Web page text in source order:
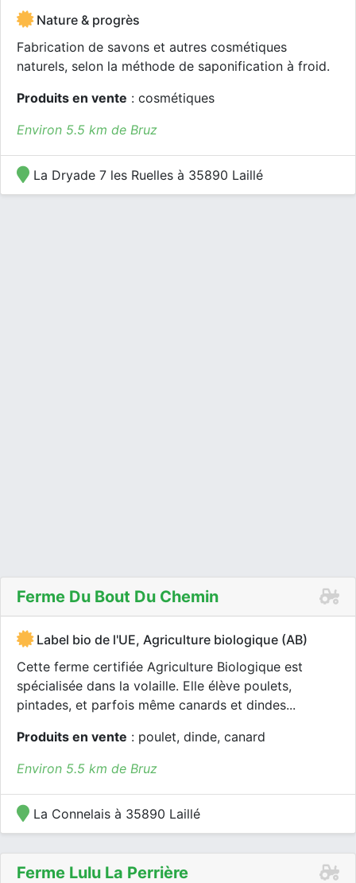
Nature & progrès
Fabrication de savons et autres cosmétiques
naturels, selon la méthode de saponification à froid.
Produits en vente : cosmétiques
Environ 5.5 km de Bruz
La Dryade 7 les Ruelles à 35890 Laillé
Ferme Du Bout Du Chemin
Label bio de l'UE, Agriculture biologique (AB)
Cette ferme certifiée Agriculture Biologique est
spécialisée dans la volaille. Elle élève poulets,
pintades, et parfois même canards et dindes...
Produits en vente : poulet, dinde, canard
Environ 5.5 km de Bruz
La Connelais à 35890 Laillé
Ferme Lulu La Perrière